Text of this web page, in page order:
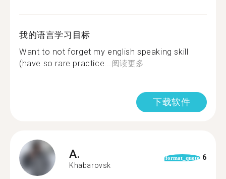
我的语言学习目标
Want to not forget my english speaking skill
(have so rare practice... 阅读更多
下载软件
A.
Khabarovsk
format_quote 6